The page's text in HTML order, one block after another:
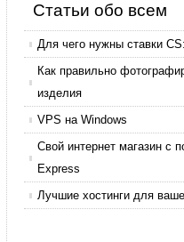
Статьи обо всем
Для чего нужны ставки
Как правильно
изделия
VPS на Windows
Свой интернет магазин с
Express
Лучшие хостинги для